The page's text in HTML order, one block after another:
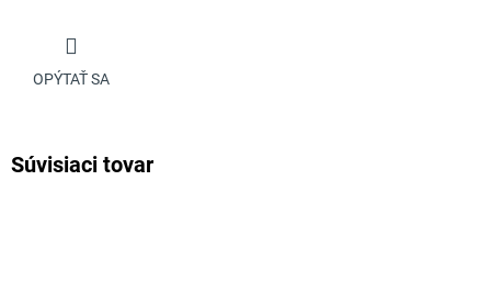
OPÝTAŤ SA
Súvisiaci tovar